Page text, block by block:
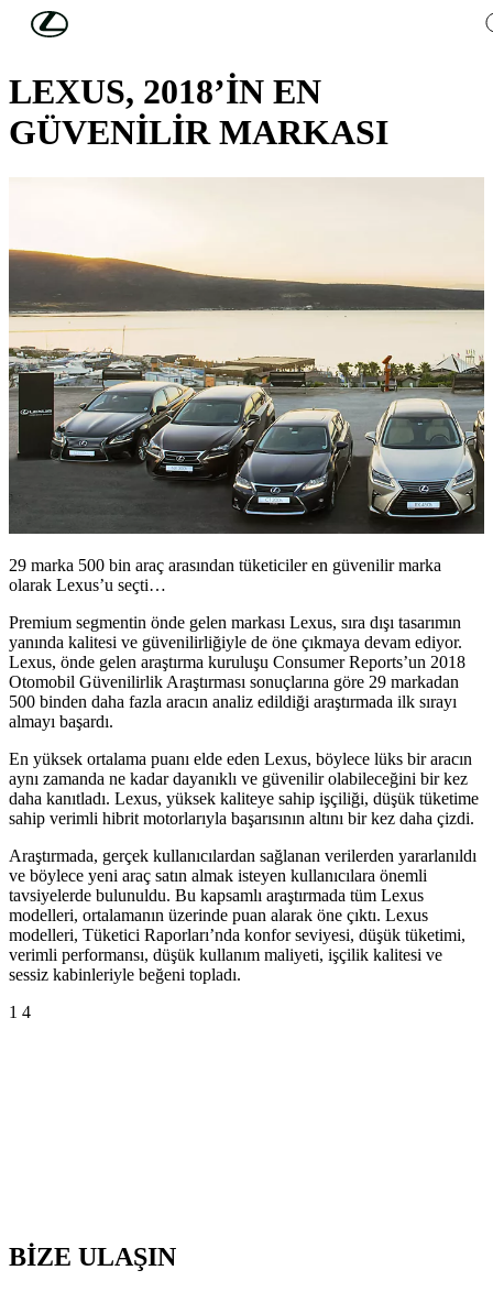
Skip to Main Content
LEXUS HABERLERİ
LEXUS, 2018’İN EN
GÜVENİLİR MARKASI
29 marka 500 bin araç arasından tüketiciler en güvenilir marka
olarak Lexus’u seçti…
Premium segmentin önde gelen markası Lexus, sıra dışı tasarımın
yanında kalitesi ve güvenilirliğiyle de öne çıkmaya devam ediyor.
Lexus, önde gelen araştırma kuruluşu Consumer Reports’un 2018
Otomobil Güvenilirlik Araştırması sonuçlarına göre 29 markadan
500 binden daha fazla aracın analiz edildiği araştırmada ilk sırayı
almayı başardı.
En yüksek ortalama puanı elde eden Lexus, böylece lüks bir aracın
aynı zamanda ne kadar dayanıklı ve güvenilir olabileceğini bir kez
daha kanıtladı. Lexus, yüksek kaliteye sahip işçiliği, düşük tüketime
sahip verimli hibrit motorlarıyla başarısının altını bir kez daha çizdi.
Araştırmada, gerçek kullanıcılardan sağlanan verilerden yararlanıldı
ve böylece yeni araç satın almak isteyen kullanıcılara önemli
tavsiyelerde bulunuldu. Bu kapsamlı araştırmada tüm Lexus
modelleri, ortalamanın üzerinde puan alarak öne çıktı. Lexus
modelleri, Tüketici Raporları’nda konfor seviyesi, düşük tüketimi,
verimli performansı, düşük kullanım maliyeti, işçilik kalitesi ve
sessiz kabinleriyle beğeni topladı.
1 4
BİZE ULAŞIN